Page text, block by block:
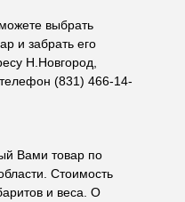
выбрать
и забрать его
Н.Новгород,
(831) 466-14-
Вами товар по
Стоимость
и веса. О